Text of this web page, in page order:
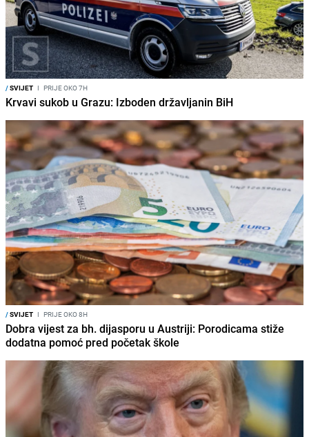
/SVIJET I PRIJE OKO 7H
Krvavi sukob u Grazu: Izboden državljanin BiH
/SVIJET I PRIJE OKO 8H
Dobra vijest za bh. dijasporu u Austriji: Porodicama stiže
dodatna pomoć pred početak škole